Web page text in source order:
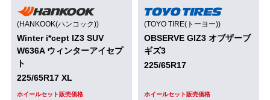
(HANKOOK(ハンコック))
Winter i*cept IZ3 SUV
W636A ウィンターアイセプ
ト
225/65R17 XL
ホイールセット販売価格
(TOYO TIRE(トーヨー))
OBSERVE GIZ3 オブザーブ
ギズ3
225/65R17
ホイールセット販売価格